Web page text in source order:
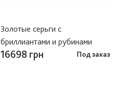
Золотые серьги с
бриллиантами и рубинами
16698 грн Под заказ